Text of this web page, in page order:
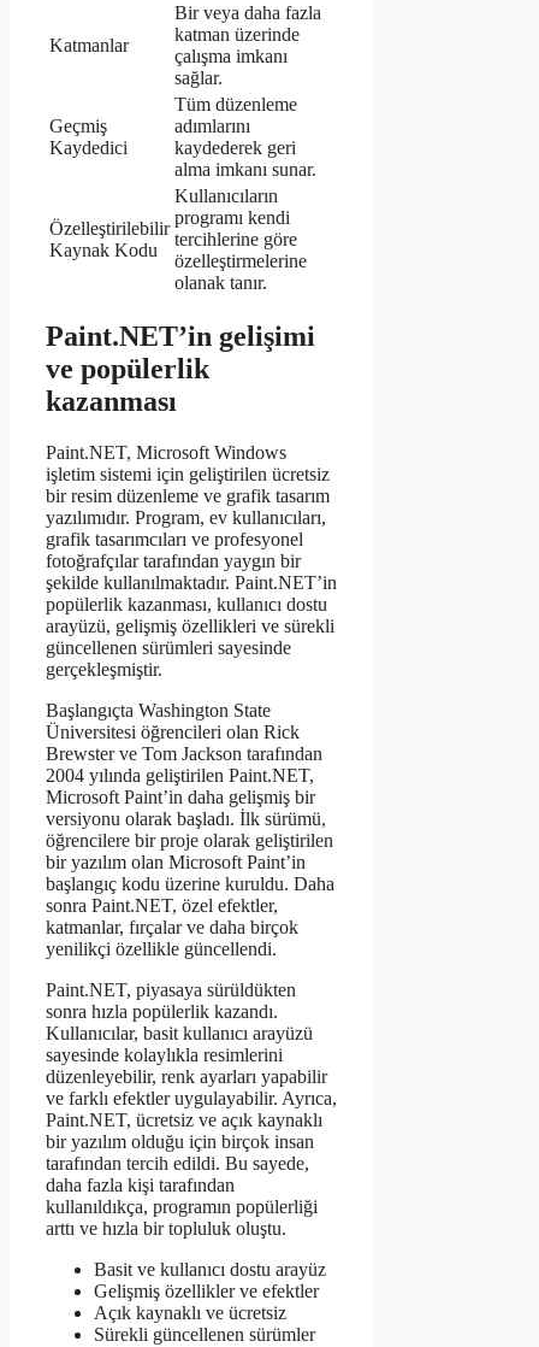
Katmanlar
Bir veya daha fazla
katman üzerinde
çalışma imkanı
sağlar.
Geçmiş
Kaydedici
Tüm düzenleme
adımlarını
kaydederek geri
alma imkanı sunar.
Özelleştirilebilir
Kaynak Kodu
Kullanıcıların
programı kendi
tercihlerine göre
özelleştirmelerine
olanak tanır.
Paint.NET’in gelişimi
ve popülerlik
kazanması
Paint.NET, Microsoft Windows
işletim sistemi için geliştirilen ücretsiz
bir resim düzenleme ve grafik tasarım
yazılımıdır. Program, ev kullanıcıları,
grafik tasarımcıları ve profesyonel
fotoğrafçılar tarafından yaygın bir
şekilde kullanılmaktadır. Paint.NET’in
popülerlik kazanması, kullanıcı dostu
arayüzü, gelişmiş özellikleri ve sürekli
güncellenen sürümleri sayesinde
gerçekleşmiştir.
Başlangıçta Washington State
Üniversitesi öğrencileri olan Rick
Brewster ve Tom Jackson tarafından
2004 yılında geliştirilen Paint.NET,
Microsoft Paint’in daha gelişmiş bir
versiyonu olarak başladı. İlk sürümü,
öğrencilere bir proje olarak geliştirilen
bir yazılım olan Microsoft Paint’in
başlangıç kodu üzerine kuruldu. Daha
sonra Paint.NET, özel efektler,
katmanlar, fırçalar ve daha birçok
yenilikçi özellikle güncellendi.
Paint.NET, piyasaya sürüldükten
sonra hızla popülerlik kazandı.
Kullanıcılar, basit kullanıcı arayüzü
sayesinde kolaylıkla resimlerini
düzenleyebilir, renk ayarları yapabilir
ve farklı efektler uygulayabilir. Ayrıca,
Paint.NET, ücretsiz ve açık kaynaklı
bir yazılım olduğu için birçok insan
tarafından tercih edildi. Bu sayede,
daha fazla kişi tarafından
kullanıldıkça, programın popülerliği
arttı ve hızla bir topluluk oluştu.
Basit ve kullanıcı dostu arayüz
Gelişmiş özellikler ve efektler
Açık kaynaklı ve ücretsiz
Sürekli güncellenen sürümler